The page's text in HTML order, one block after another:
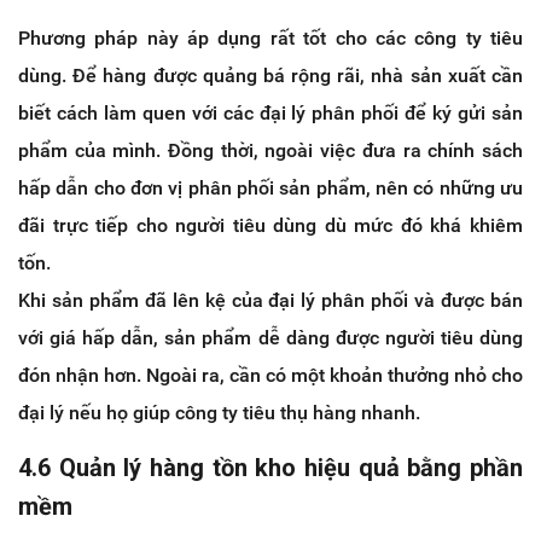
Phương pháp này áp dụng rất tốt cho các công ty tiêu
dùng. Để hàng được quảng bá rộng rãi, nhà sản xuất cần
biết cách làm quen với các đại lý phân phối để ký gửi sản
phẩm của mình. Đồng thời, ngoài việc đưa ra chính sách
hấp dẫn cho đơn vị phân phối sản phẩm, nên có những ưu
đãi trực tiếp cho người tiêu dùng dù mức đó khá khiêm
tốn.
Khi sản phẩm đã lên kệ của đại lý phân phối và được bán
với giá hấp dẫn, sản phẩm dễ dàng được người tiêu dùng
đón nhận hơn. Ngoài ra, cần có một khoản thưởng nhỏ cho
đại lý nếu họ giúp công ty tiêu thụ hàng nhanh.
4.6 Quản lý hàng tồn kho hiệu quả bằng phần
mềm